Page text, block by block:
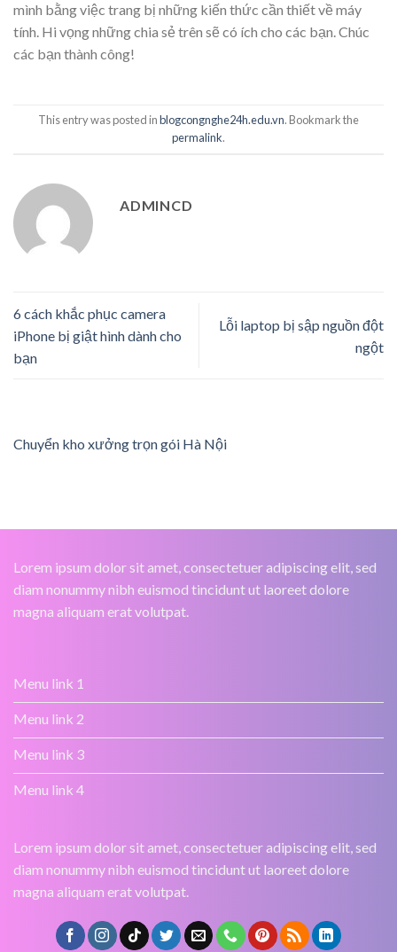
mình bằng việc trang bị những kiến thức cần thiết về máy
tính. Hi vọng những chia sẻ trên sẽ có ích cho các bạn. Chúc
các bạn thành công!
This entry was posted inblogcongnghe24h.edu.vn. Bookmark the
permalink.
ADMINCD
6 cách khắc phục camera
iPhone bị giật hình dành cho
bạn
Lỗi laptop bị sập nguồn đột
ngột
Chuyển kho xưởng trọn gói Hà Nội
Lorem ipsum dolor sit amet, consectetuer adipiscing elit, sed
diam nonummy nibh euismod tincidunt ut laoreet dolore
magna aliquam erat volutpat.
Menu link 1
Menu link 2
Menu link 3
Menu link 4
Lorem ipsum dolor sit amet, consectetuer adipiscing elit, sed
diam nonummy nibh euismod tincidunt ut laoreet dolore
magna aliquam erat volutpat.